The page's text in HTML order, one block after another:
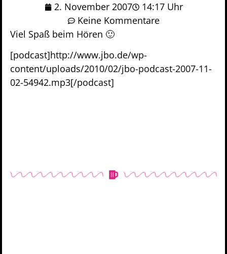
2. November 2007
14:17 Uhr
Keine Kommentare
Viel Spaß beim Hören 🙂
[podcast]http://www.jbo.de/wp-
content/uploads/2010/02/jbo-podcast-2007-11-
02-54942.mp3[/podcast]